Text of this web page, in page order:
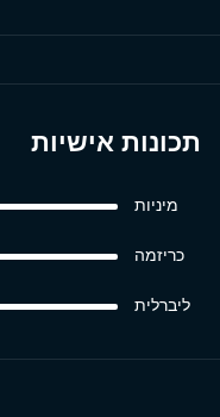
תכונות אישיות
מיניות
כריזמה
ליברלית